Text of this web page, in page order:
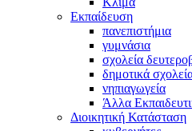
Εκπαίδευση
πανεπιστήμια
γυμνάσια
σχολεία
δημοτικά
νηπιαγωγεία
Άλλα
Διοικητική Κατάσταση